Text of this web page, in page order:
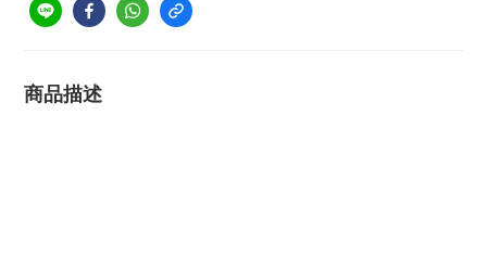
商品描述